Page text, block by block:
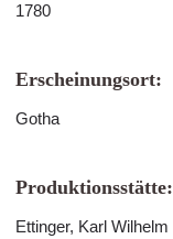
1780
Erscheinungsort:
Gotha
Produktionsstätte:
Ettinger, Karl Wilhelm